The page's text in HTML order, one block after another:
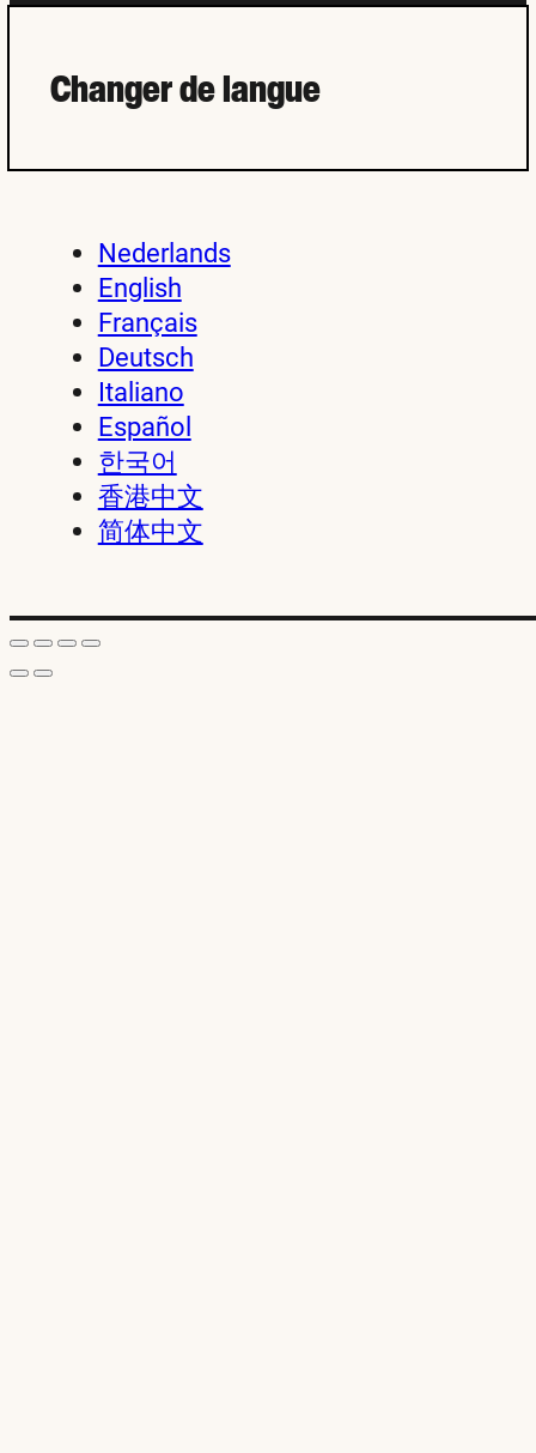
Changer de langue
Nederlands
English
Français
Deutsch
Italiano
Español
한국어
香港中文
简体中文